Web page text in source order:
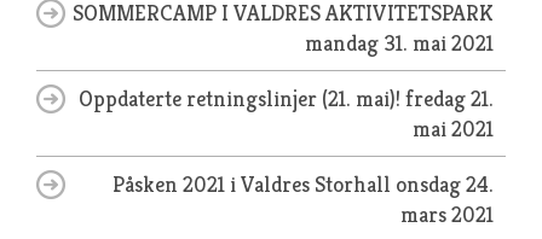
SOMMERCAMP I VALDRES AKTIVITETSPARK
mandag 31. mai 2021
Oppdaterte retningslinjer (21. mai)! fredag 21.
mai 2021
Påsken 2021 i Valdres Storhall onsdag 24.
mars 2021